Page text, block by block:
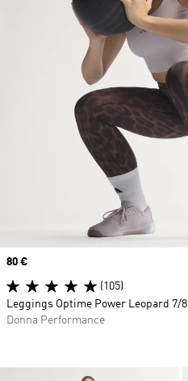
Price
80 €
(105)
Leggings Optime Power Leopard 7/8
Donna Performance